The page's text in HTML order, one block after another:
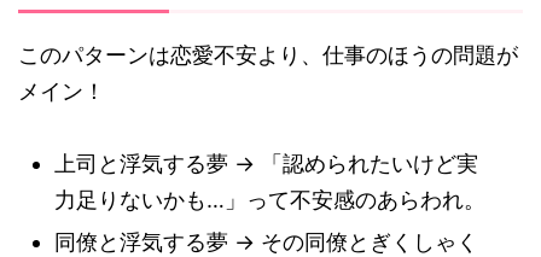
このパターンは恋愛不安より、仕事のほうの問題が
メイン！
上司と浮気する夢 → 「認められたいけど実
力足りないかも…」って不安感のあらわれ。
同僚と浮気する夢 → その同僚とぎくしゃく